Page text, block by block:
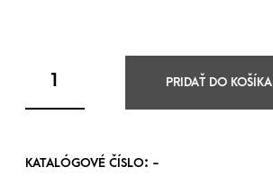
PRIDAŤ DO KOŠÍKA
KATALÓGOVÉ ČÍSLO: -